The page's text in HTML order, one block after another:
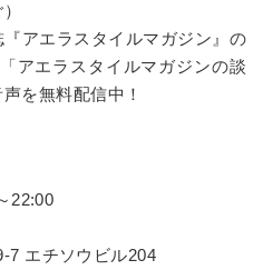
アエラスタイルマガジン』の
アエラスタイルマガジンの談
を無料配信中！
22:00
エチソウビル204